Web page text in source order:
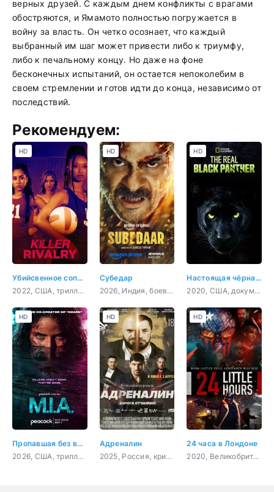
верных друзей. С каждым днем конфликты с врагами
обостряются, и Ямамото полностью погружается в
войну за власть. Он четко осознает, что каждый
выбранный им шаг может привести либо к триумфу,
либо к печальному концу. Но даже на фоне
бесконечных испытаний, он остается непоколебим в
своем стремлении и готов идти до конца, независимо от
последствий.
Рекомендуем:
Убийсвенное соперничество
2022, США, триллер, детектив
HD
Субедар
2026, Индия, боевик, драма
HD
Настоящая чёрная пантера
2020, США, документальный, короткометражка
HD
Пропавшая без вести
2026, США, триллер, криминал, драма
HD
Адреналин
2025, Россия, криминал
HD
24 часа в Лондоне
2020, Великобритания, боевик, триллер, драма, криминал
HD